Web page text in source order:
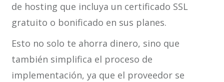
de hosting que incluya un certificado SSL
gratuito o bonificado en sus planes.
Esto no solo te ahorra dinero, sino que
también simplifica el proceso de
implementación, ya que el proveedor se